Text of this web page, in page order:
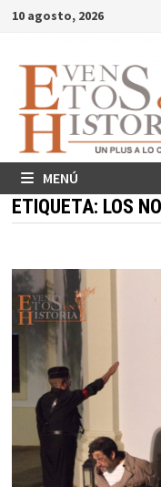
Saltar
contenido
10 agosto, 2026
MENÚ
ETIQUETA: LOS